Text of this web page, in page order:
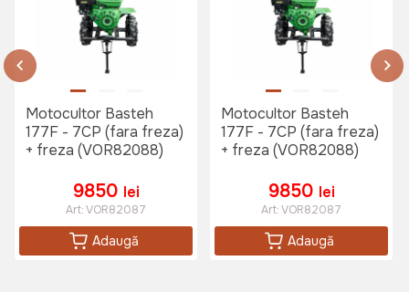
995 lei
Plug reglabil TechnoWorker
Motocultor Basteh
177F - 7CP (fara freza)
+ freza (VOR82088)
9850 lei
Art:VOR82087
Adaugă
Motocultor Basteh
177F - 7CP (fara freza)
+ freza (VOR82088)
9850 lei
Art:VOR82087
Adaugă